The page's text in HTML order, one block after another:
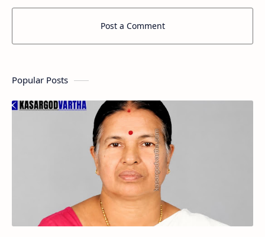
Post a Comment
Popular Posts